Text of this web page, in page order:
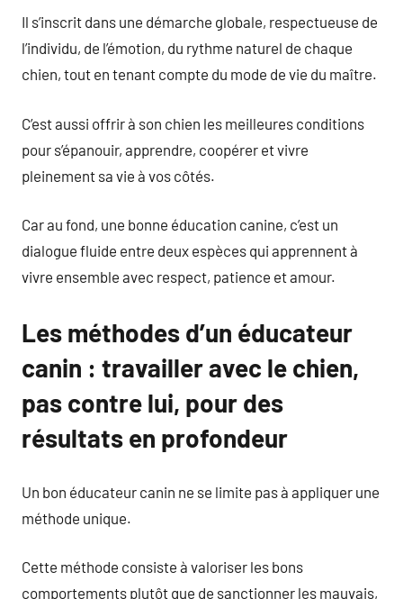
Il s’inscrit dans une démarche globale, respectueuse de
l’individu, de l’émotion, du rythme naturel de chaque
chien, tout en tenant compte du mode de vie du maître.
C’est aussi offrir à son chien les meilleures conditions
pour s’épanouir, apprendre, coopérer et vivre
pleinement sa vie à vos côtés.
Car au fond, une bonne éducation canine, c’est un
dialogue fluide entre deux espèces qui apprennent à
vivre ensemble avec respect, patience et amour.
Les méthodes d’un éducateur
canin : travailler avec le chien,
pas contre lui, pour des
résultats en profondeur
Un bon éducateur canin ne se limite pas à appliquer une
méthode unique.
Cette méthode consiste à valoriser les bons
comportements plutôt que de sanctionner les mauvais,